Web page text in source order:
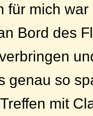
für mich
Bord des
genau so
mit